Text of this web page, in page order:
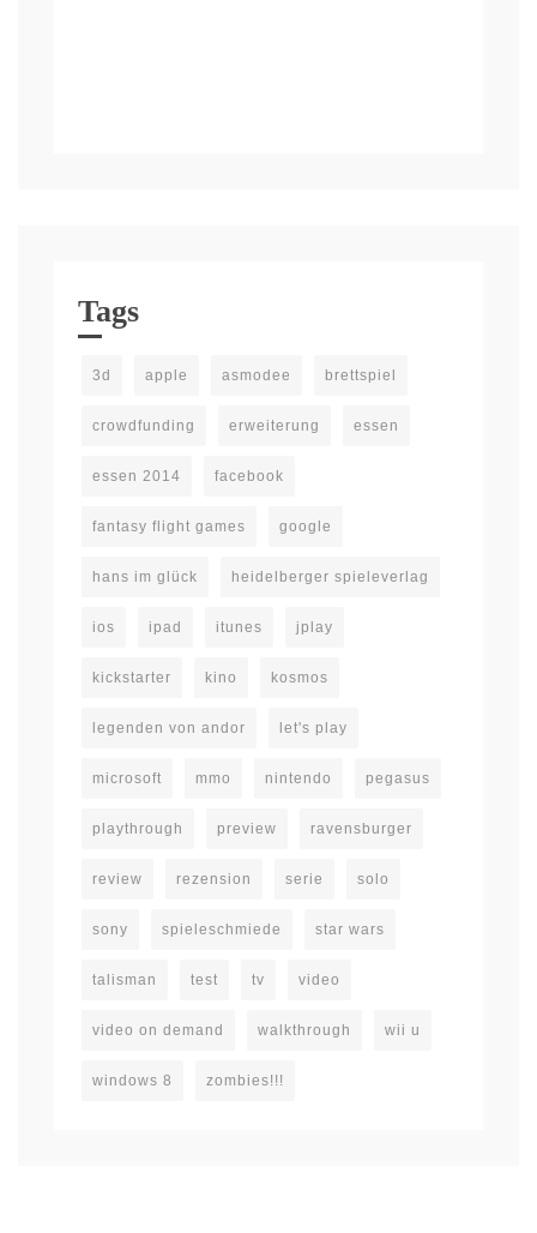
Tags
3d apple asmodee brettspiel
crowdfunding erweiterung essen
essen 2014 facebook
fantasy flight games google
hans im glück heidelberger spieleverlag
ios ipad itunes jplay
kickstarter kino kosmos
legenden von andor let's play
microsoft mmo nintendo pegasus
playthrough preview ravensburger
review rezension serie solo
sony spieleschmiede star wars
talisman test tv video
video on demand walkthrough wii u
windows 8 zombies!!!